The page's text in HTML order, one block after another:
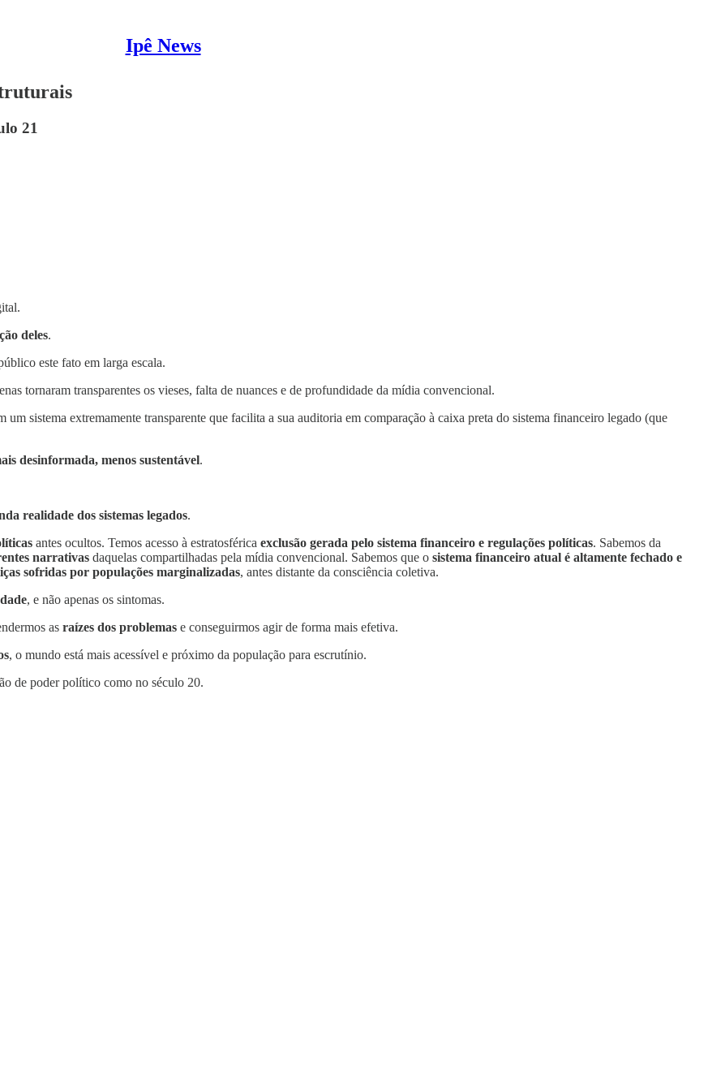
Ipê News
21
deles.
este fato em larga escala.
tornaram transparentes os vieses, falta de nuances e de profundidade da mídia convencional.
sistema extremamente transparente que facilita a sua auditoria em comparação à caixa preta do sistema financeiro legado (que
desinformada, menos sustentável.
realidade dos sistemas legados.
antes ocultos. Temos acesso à estratosférica exclusão gerada pelo sistema financeiro e regulações políticas. Sabemos da
narrativas daquelas compartilhadas pela mídia convencional. Sabemos que o sistema financeiro atual é altamente fechado e
sofridas por populações marginalizadas, antes distante da consciência coletiva.
, e não apenas os sintomas.
as raízes dos problemas e conseguirmos agir de forma mais efetiva.
, o mundo está mais acessível e próximo da população para escrutínio.
de poder político como no século 20.